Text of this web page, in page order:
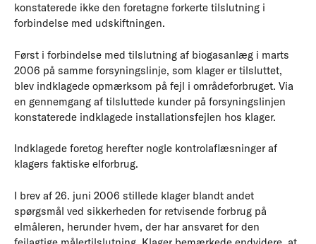
konstaterede ikke den foretagne forkerte tilslutning i
forbindelse med udskiftningen.
Først i forbindelse med tilslutning af biogasanlæg i marts
2006 på samme forsyningslinje, som klager er tilsluttet,
blev indklagede opmærksom på fejl i områdeforbruget. Via
en gennemgang af tilsluttede kunder på forsyningslinjen
konstaterede indklagede installationsfejlen hos klager.
Indklagede foretog herefter nogle kontrolaflæsninger af
klagers faktiske elforbrug.
I brev af 26. juni 2006 stillede klager blandt andet
spørgsmål ved sikkerheden for retvisende forbrug på
elmåleren, herunder hvem, der har ansvaret for den